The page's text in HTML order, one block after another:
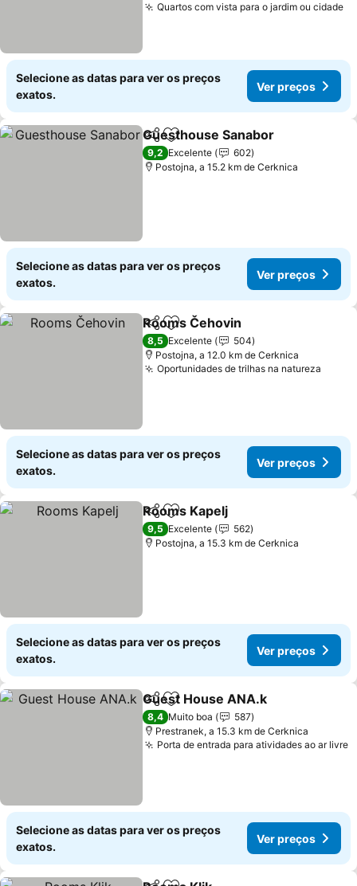
Quartos com vista para o jardim ou cidade
Selecione as datas para ver os preços
exatos.
Ver preços
PartilharAdicionar aos favoritos
Guesthouse Sanabor
9,2 Excelente
602
Postojna, a 15.2 km de Cerknica
Selecione as datas para ver os preços
exatos.
Ver preços
PartilharAdicionar aos favoritos
Rooms Čehovin
8,5 Excelente
504
Postojna, a 12.0 km de Cerknica
Oportunidades de trilhas na natureza
Selecione as datas para ver os preços
exatos.
Ver preços
PartilharAdicionar aos favoritos
Rooms Kapelj
9,5 Excelente
562
Postojna, a 15.3 km de Cerknica
Selecione as datas para ver os preços
exatos.
Ver preços
PartilharAdicionar aos favoritos
Guest House ANA.k
8,4 Muito boa
587
Prestranek, a 15.3 km de Cerknica
Porta de entrada para atividades ao ar livre
Selecione as datas para ver os preços
exatos.
Ver preços